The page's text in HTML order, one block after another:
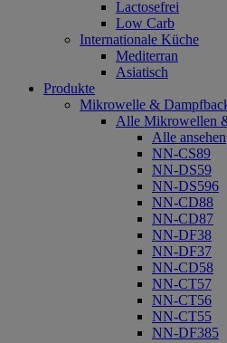
Lactosefrei
Low Carb
Internationale Küche
Mediterran
Asiatisch
Produkte
Mikrowelle &
Alle Mikrowellen
Alle ansehen
NN-CS89
NN-DS59
NN-DS596
NN-CD88
NN-CD87
NN-DF38
NN-DF37
NN-CD58
NN-CT57
NN-CT56
NN-CT55
NN-DF385